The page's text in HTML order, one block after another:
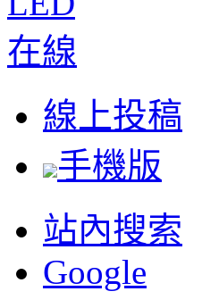
線上投稿
手機版
站內搜索
Google